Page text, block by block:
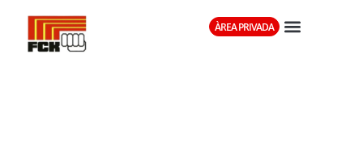
ÀREA PRIVADA